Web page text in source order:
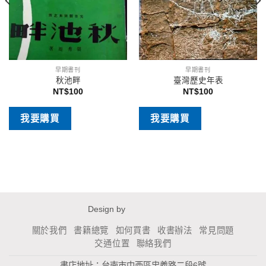
早期書刊
秋池畔
NT$100
我要購買
早期書刊
臺灣歷史年表
NT$100
我要購買
Design by
關於我們 書籍總覽 如何買書 收書辦法
常見問題
交通位置
聯絡我們